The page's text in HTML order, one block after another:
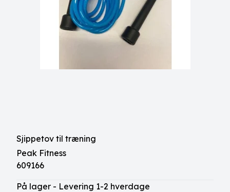
Sjippetov til træning
Peak Fitness
609166
På lager - Levering 1-2 hverdage